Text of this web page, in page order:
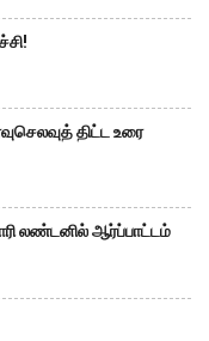
திட்ட உரை
லண்டனில் ஆர்ப்பாட்டம்